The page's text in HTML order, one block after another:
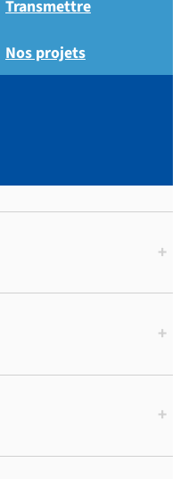
Transmettre
Nos projets
+
+
+